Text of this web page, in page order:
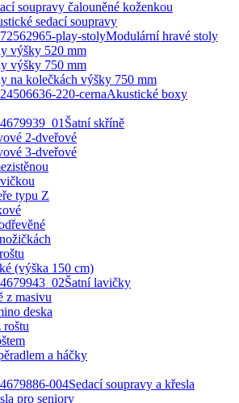
soupravy čalouněné koženkou
sedací soupravy
Modulární hravé stoly
výšky 520 mm
výšky 750 mm
na kolečkách výšky 750 mm
Akustické boxy
Šatní skříně
2-dveřové
3-dveřové
typu Z
(výška 150 cm)
Šatní lavičky
z masivu
deska
roštu
a háčky
Sedací soupravy a křesla
pro seniory